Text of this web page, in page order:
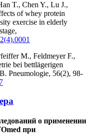
T., Chen Y., Lu J.,
of whey protein
exercise in elderly
M., Feldmeyer F.,
bei bettlägerigen
Pneumologie, 56(2), 98-
о применении
при